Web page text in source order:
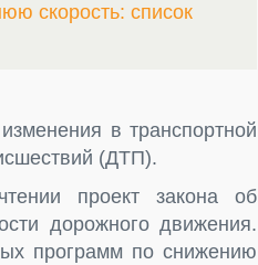
скорость: список
в транспортной
(ДТП).
проект закона об
дорожного движения.
программ по снижению